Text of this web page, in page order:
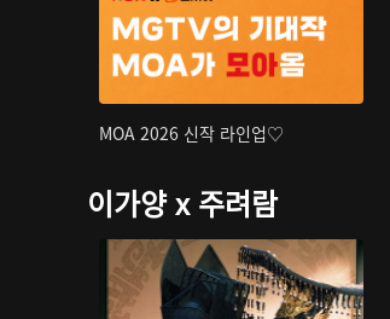
MOA 2026 신작 라인업♡
이가양 x 주려람